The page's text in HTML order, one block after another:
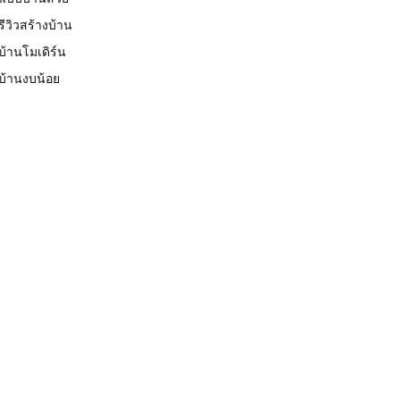
วิวสร้างบ้าน
านโมเดิร์น
านงบน้อย